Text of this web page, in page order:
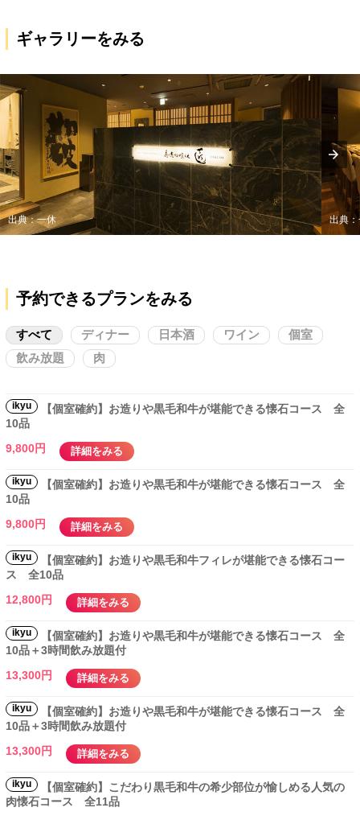
ギャラリーをみる
出典：一休 出典
予約できるプランをみる
すべて
ikyu
【個室確約】お造りや黒毛和牛が堪能できる懐石コース 全
10品
9,800円
詳細をみる
ikyu
【個室確約】お造りや黒毛和牛が堪能できる懐石コース 全
10品
9,800円
詳細をみる
ikyu
【個室確約】お造りや黒毛和牛フィレが堪能できる懐石コー
ス 全10品
12,800円
詳細をみる
ikyu
【個室確約】お造りや黒毛和牛が堪能できる懐石コース 全
10品＋3時間飲み放題付
13,300円
詳細をみる
ikyu
【個室確約】お造りや黒毛和牛が堪能できる懐石コース 全
10品＋3時間飲み放題付
13,300円
詳細をみる
ikyu
【個室確約】こだわり黒毛和牛の希少部位が愉しめる人気の
肉懐石コース 全11品
ディナー 日本酒 ワイン
個室
飲み放題
肉